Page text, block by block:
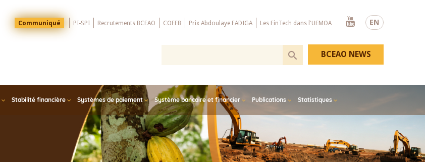
EN
Menu
Top
Communiqué PI-SPI Recrutements BCEAO COFEB Prix Abdoulaye FADIGA Les FinTech dans l'UEMOA
Youtube
Stabilité financière Systèmes de paiement Système bancaire et financier Publications Statistiques
BCEAO NEWS